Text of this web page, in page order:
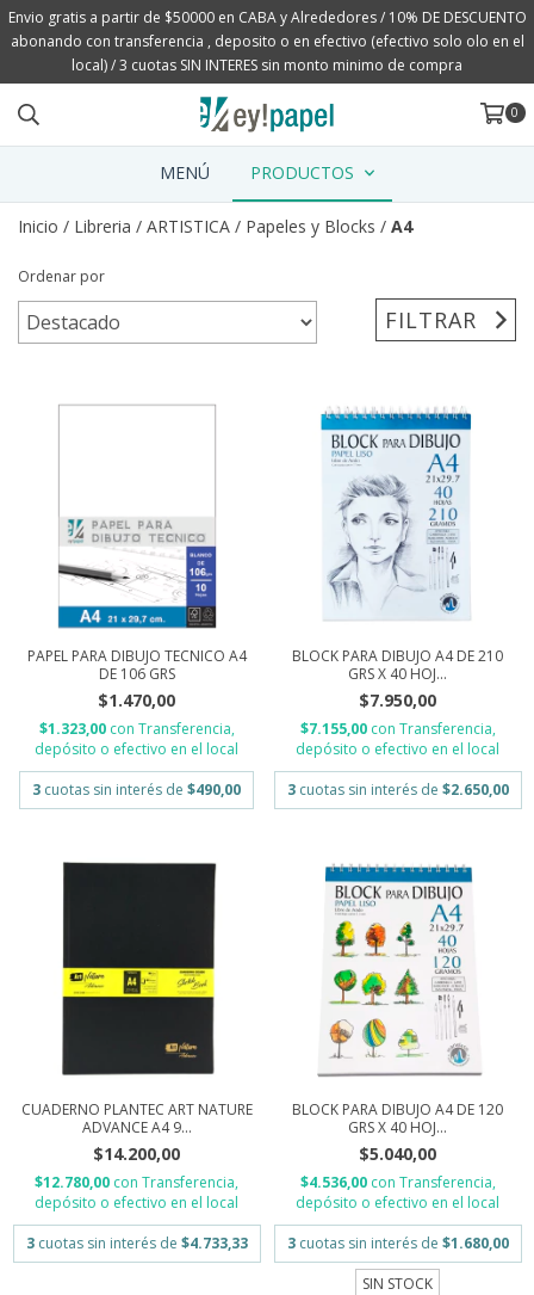
Envio gratis a partir de $50000 en CABA y Alrededores / 10% DE DESCUENTO
abonando con transferencia , deposito o en efectivo (efectivo solo olo en el
local) / 3 cuotas SIN INTERES sin monto minimo de compra
0
MENÚ PRODUCTOS
Inicio / Libreria / ARTISTICA / Papeles y Blocks / A4
Ordenar por
FILTRAR
PAPEL PARA DIBUJO TECNICO A4
DE 106 GRS
$1.470,00
$1.323,00 con Transferencia,
depósito o efectivo en el local
3 cuotas sin interés de $490,00
BLOCK PARA DIBUJO A4 DE 210
GRS X 40 HOJ...
$7.950,00
$7.155,00 con Transferencia,
depósito o efectivo en el local
3 cuotas sin interés de $2.650,00
CUADERNO PLANTEC ART NATURE
ADVANCE A4 9...
$14.200,00
$12.780,00 con Transferencia,
depósito o efectivo en el local
3 cuotas sin interés de $4.733,33
BLOCK PARA DIBUJO A4 DE 120
GRS X 40 HOJ...
$5.040,00
$4.536,00 con Transferencia,
depósito o efectivo en el local
3 cuotas sin interés de $1.680,00
SIN STOCK